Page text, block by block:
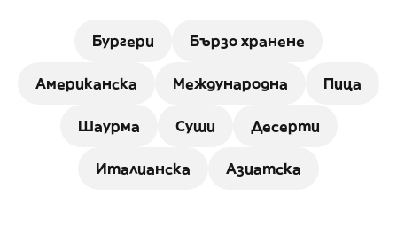
Бургери Бързо хранене
Американска Международна Пица
Шаурма Суши Десерти
Италианска Азиатска